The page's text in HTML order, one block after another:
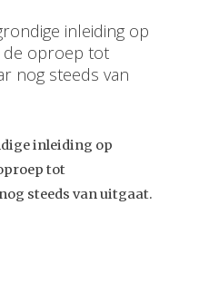
inleiding op
de oproep tot
nog steeds van
inleiding op
tot
steeds van uitgaat.